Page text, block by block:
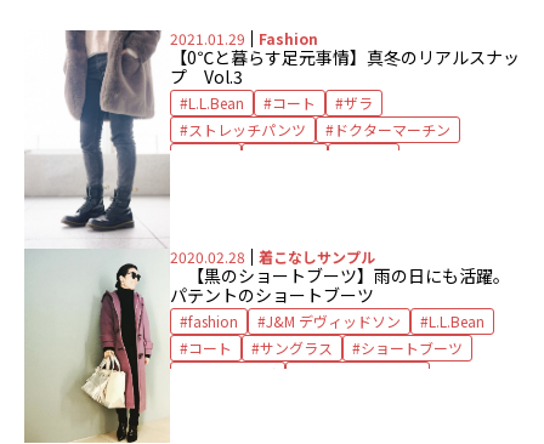
2021.01.29 Fashion
【0℃と暮らす足元事情】真冬のリアルスナッ
プ Vol.3
L.L.Bean コート
ザラ
ストレッチパンツ
ドクターマーチン
2020.02.28 着こなしサンプル
【黒のショートブーツ】雨の日にも活躍。
パテントのショートブーツ
fashion J&M デヴィッドソン
L.L.Bean
コート
サングラス
ショートブーツ
トートバッグ